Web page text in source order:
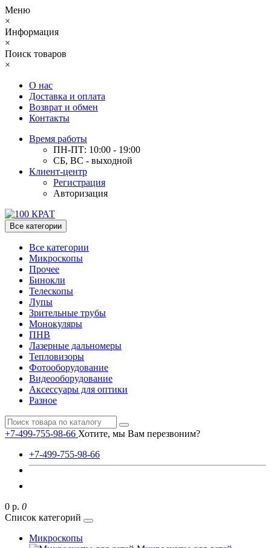
Меню
×
Информация
×
Поиск товаров
×
О нас
Доставка и оплата
Возврат и обмен
Контакты
Время работы
ПН-ПТ: 10:00 - 19:00
СБ, ВС - выходной
Клиент-центр
Регистрация
Авторизация
Все категории
Все категории
Микроскопы
Прочее
Бинокли
Телескопы
Лупы
Зрительные трубы
Монокуляры
ПНВ
Лазерные дальномеры
Тепловизоры
Фотооборудование
Видеооборудование
Аксессуары для оптики
Разное
+7-499-755-98-66 Хотите, мы Вам перезвоним?
+7-499-755-98-66
0 р. 0
Список категорий
Микроскопы